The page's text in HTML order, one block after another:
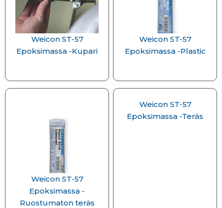
Weicon ST-57
Epoksimassa -Kupari
Weicon ST-57
Epoksimassa -Plastic
Weicon ST-57
Epoksimassa -
Ruostumaton teräs
Weicon ST-57
Epoksimassa -Teräs